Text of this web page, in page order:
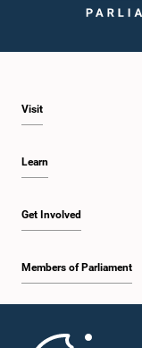
Visit
Learn
Get Involved
Members of Parliament